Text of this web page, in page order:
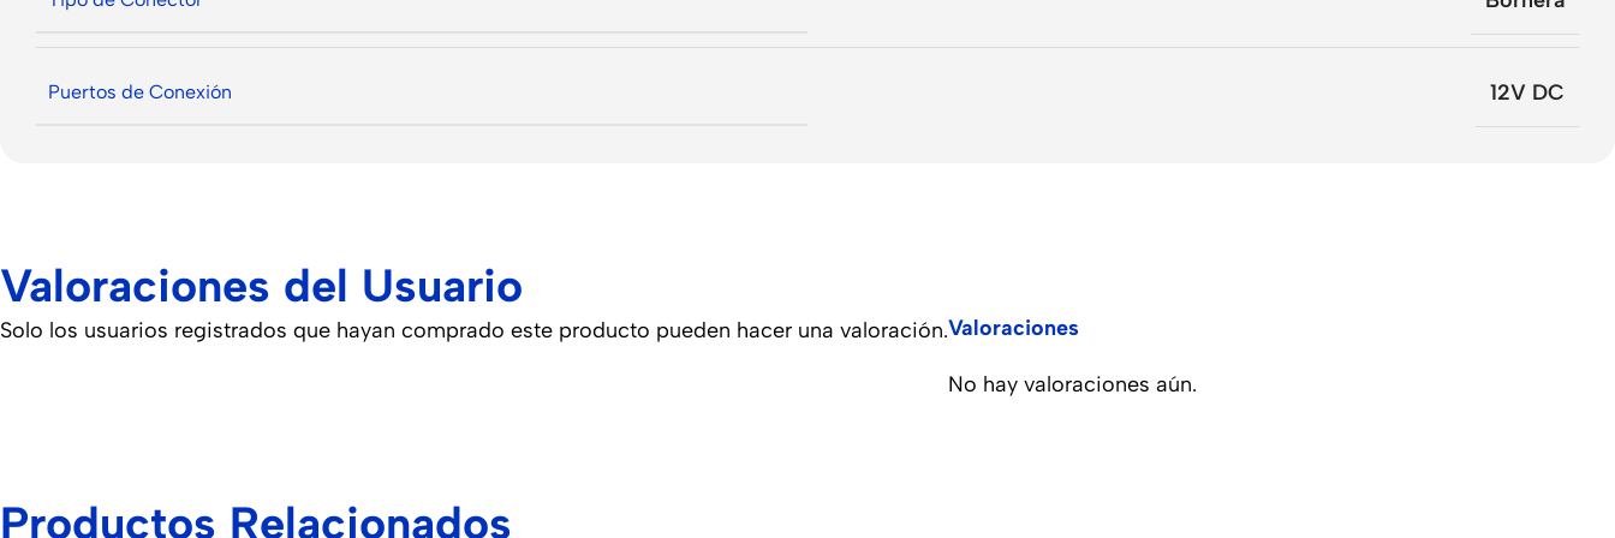
Puertos de Conexión 12V DC
Valoraciones del Usuario
Valoraciones
No hay valoraciones aún.
Solo los usuarios registrados que hayan comprado este producto pueden hacer una valoración.
Productos Relacionados